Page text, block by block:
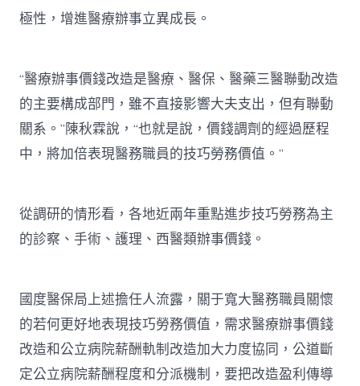
極性，增進醫療辦事立異成長。
“醫療辦事價錢改造是醫療、醫保、醫藥三醫聯動改造
的主要構成部門，雖不直接影響大夫支出，但有聯動
關系。”陳秋霖說，“也就是說，價錢調劑的經過歷程
中，將加倍表現醫務職員的技巧勞務價值。”
從調研的情形看，各地近兩年重點進步技巧勞務為主
的診察、手術、護理、西醫類辦事價錢。
國度醫保局上述擔任人流露，關于寬大醫務職員關懷
的若何更好地表現技巧勞務價值，需求醫療辦事價錢
改造和公立病院薪酬軌制改造加大力度協同，公道斷
定公立病院薪酬程度和分派機制，要把改造盈利傳導